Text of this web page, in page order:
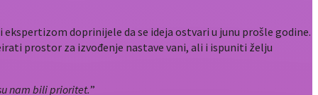
ekspertizom doprinijele da se ideja ostvari u junu prošle godine.
prostor za izvođenje nastave vani, ali i ispuniti želju
nam bili prioritet.”